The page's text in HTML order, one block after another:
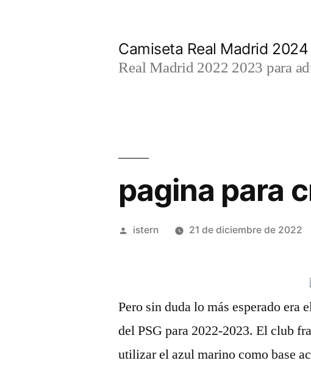
Camiseta Real Madrid 2024
Real Madrid 2022 2023 para
pagina para
Publicado
istern 21 de diciembre de 2022
Pero sin duda lo más esperado era
del PSG para 2022-2023. El club
utilizar el azul marino como base